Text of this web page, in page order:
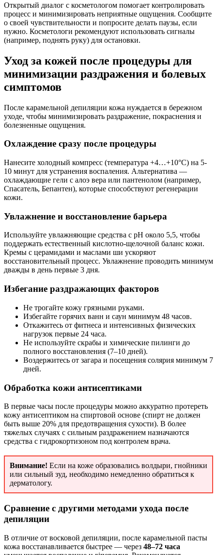
Открытый диалог с косметологом помогает контролировать
процесс и минимизировать неприятные ощущения. Сообщите
о своей чувствительности и попросите делать паузы, если
нужно. Косметологи рекомендуют использовать сигналы
(например, поднять руку) для остановки.
Уход за кожей после процедуры для
минимизации раздражения и болевых
симптомов
После карамельной депиляции кожа нуждается в бережном
уходе, чтобы минимизировать раздражение, покраснения и
болезненные ощущения.
Охлаждение сразу после процедуры
Нанесите холодный компресс (температура +4…+10°С) на 5-
10 минут для устранения воспаления. Альтернатива —
охлаждающие гели с алоэ вера или пантенолом (например,
Спасатель, Бепантен), которые способствуют регенерации
кожи.
Увлажнение и восстановление барьера
Используйте увлажняющие средства с pH около 5,5, чтобы
поддержать естественный кислотно-щелочной баланс кожи.
Кремы с церамидами и маслами ши ускоряют
восстановительный процесс. Увлажнение проводить минимум
дважды в день первые 3 дня.
Избегание раздражающих факторов
Не трогайте кожу грязными руками.
Избегайте горячих ванн и саун минимум 48 часов.
Откажитесь от фитнеса и интенсивных физических
нагрузок первые 24 часа.
Не используйте скрабы и химические пилинги до
полного восстановления (7–10 дней).
Воздержитесь от загара и посещения солярия минимум 7
дней.
Обработка кожи антисептиками
В первые часы после процедуры можно аккуратно протереть
кожу антисептиком на спиртовой основе (спирт не должен
быть выше 20% для предотвращения сухости). В более
тяжелых случаях с сильным раздражением назначаются
средства с гидрокортизоном под контролем врача.
Внимание! Если на коже образовались волдыри, гнойники
или сильный зуд, необходимо немедленно обратиться к
дерматологу.
Сравнение с другими методами ухода после
депиляции
В отличие от восковой депиляции, после карамельной пасты
кожа восстанавливается быстрее — через 48–72 часа